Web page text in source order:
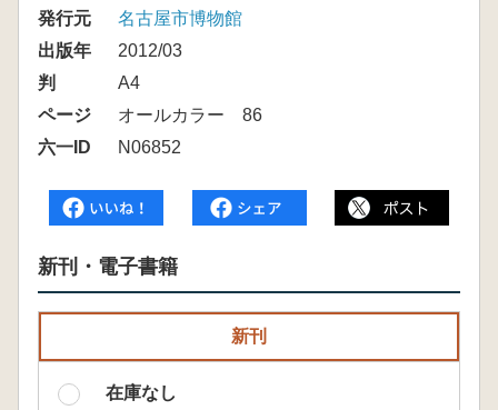
発行元
名古屋市博物館
出版年
2012/03
判
A4
ページ
オールカラー 86
六一ID
N06852
新刊・電子書籍
新刊
在庫なし